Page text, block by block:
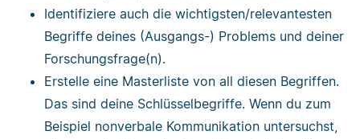
Identifiziere auch die wichtigsten/relevantesten
Begriffe deines (Ausgangs-) Problems und deiner
Forschungsfrage(n).
Erstelle eine Masterliste von all diesen Begriffen.
Das sind deine Schlüsselbegriffe. Wenn du zum
Beispiel nonverbale Kommunikation untersuchst,